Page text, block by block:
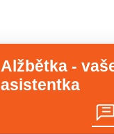
Alžbětka -
asistentka